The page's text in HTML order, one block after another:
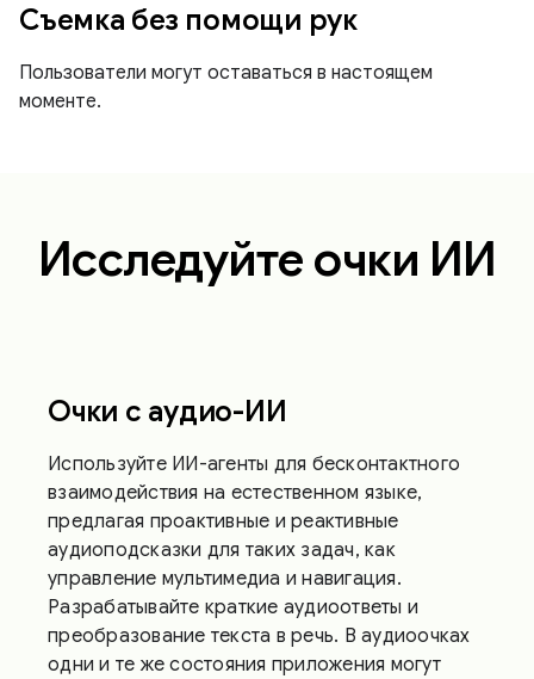
Съемка без помощи рук
Пользователи могут оставаться в настоящем
моменте.
Исследуйте очки ИИ
Очки с аудио-ИИ
Используйте ИИ-агенты для бесконтактного
взаимодействия на естественном языке,
предлагая проактивные и реактивные
аудиоподсказки для таких задач, как
управление мультимедиа и навигация.
Разрабатывайте краткие аудиоответы и
преобразование текста в речь. В аудиоочках
одни и те же состояния приложения могут